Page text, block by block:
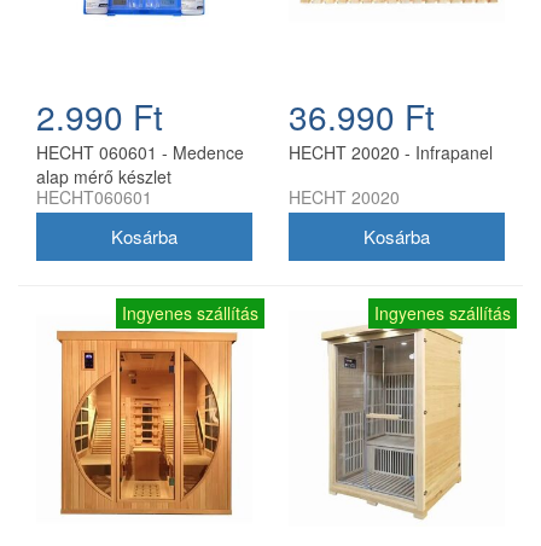
2.990 Ft
HECHT 060601 - Medence
alap mérő készlet
HECHT060601
36.990 Ft
HECHT 20020 - Infrapanel
HECHT 20020
Ingyenes szállítás Ingyenes szállítás